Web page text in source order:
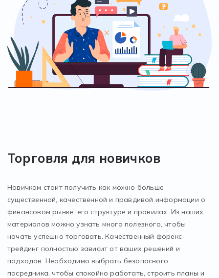
Торговля для новичков
Новичкам стоит получить как можно больше
существенной, качественной и правдивой информации о
финансовом рынке, его структуре и правилах. Из наших
материалов можно узнать много полезного, чтобы
начать успешно торговать. Качественный форекс-
трейдинг полностью зависит от ваших решений и
подходов. Необходимо выбрать безопасного
посредника, чтобы спокойно работать, строить планы и